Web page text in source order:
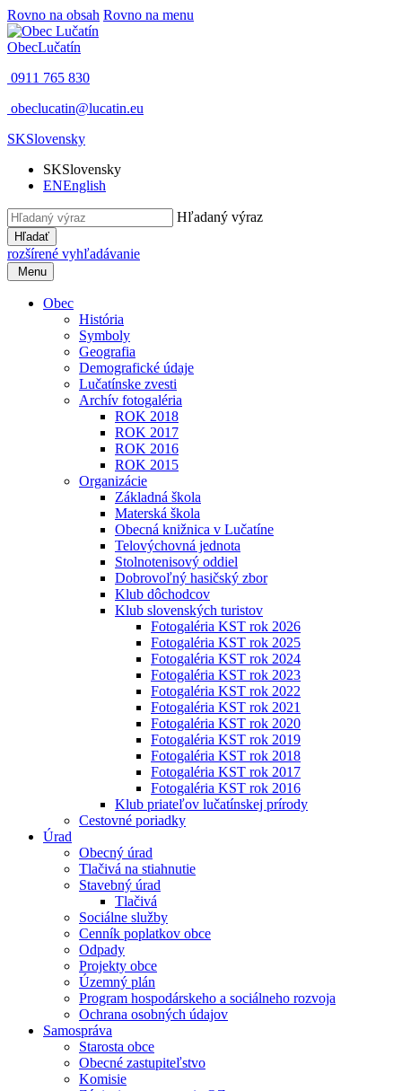
Rovno na obsah Rovno na menu
ObecLučatín
0911 765 830
obeclucatin@lucatin.eu
SKSlovensky
SKSlovensky
ENEnglish
Hľadaný výraz
Hľadať
rozšírené vyhľadávanie
Menu
Obec
História
Symboly
Geografia
Demografické údaje
Lučatínske zvesti
Archív fotogaléria
ROK 2018
ROK 2017
ROK 2016
ROK 2015
Organizácie
Základná škola
Materská škola
Obecná knižnica v Lučatíne
Telovýchovná jednota
Stolnotenisový oddiel
Dobrovoľný hasičský zbor
Klub dôchodcov
Klub slovenských turistov
Fotogaléria KST rok 2026
Fotogaléria KST rok 2025
Fotogaléria KST rok 2024
Fotogaléria KST rok 2023
Fotogaléria KST rok 2022
Fotogaléria KST rok 2021
Fotogaléria KST rok 2020
Fotogaléria KST rok 2019
Fotogaléria KST rok 2018
Fotogaléria KST rok 2017
Fotogaléria KST rok 2016
Klub priateľov lučatínskej prírody
Cestovné poriadky
Úrad
Obecný úrad
Tlačivá na stiahnutie
Stavebný úrad
Tlačivá
Sociálne služby
Cenník poplatkov obce
Odpady
Projekty obce
Územný plán
Program hospodárskeho a sociálneho rozvoja
Ochrana osobných údajov
Samospráva
Starosta obce
Obecné zastupiteľstvo
Komisie